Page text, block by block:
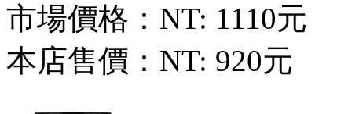
市場價格： NT: 1110元
本店售價： NT: 920元